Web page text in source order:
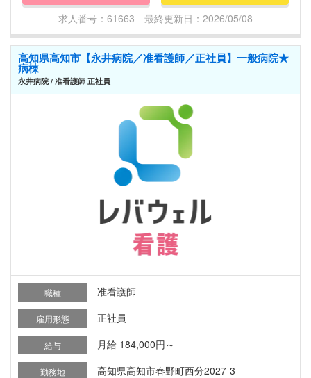
求人番号：61663 最終更新日：2026/05/08
高知県高知市【永井病院／准看護師／正社員】一般病院★
病棟
永井病院 / 准看護師 正社員
職種 准看護師
雇用形態 正社員
給与 月給 184,000円～
勤務地 高知県高知市春野町西分2027-3